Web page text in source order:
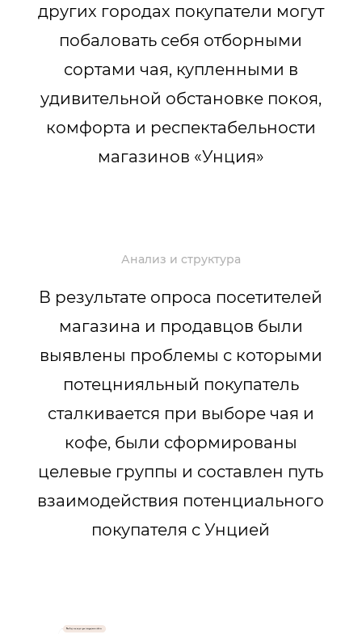
других городах покупатели могут
побаловать себя отборными
сортами чая, купленными в
удивительной обстановке покоя,
комфорта и респектабельности
магазинов «Унция»
Анализ и структура
В результате опроса посетителей
магазина и продавцов были
выявлены проблемы с которыми
потецнияльный покупатель
сталкивается при выборе чая и
кофе, были сформированы
целевые группы и составлен путь
взаимодействия потенциального
покупателя с Унцией